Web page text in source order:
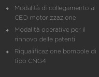
Modalità di collegamento al
CED motorizzazione
Modalità operative per il
rinnovo delle patenti
Riqualificazione bombole di
tipo CNG4